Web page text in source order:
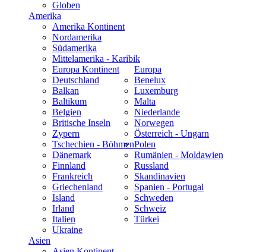
Globen
Amerika
Amerika Kontinent
Nordamerika
Südamerika
Mittelamerika - Karibik
Europa
Europa Kontinent
Deutschland
Balkan
Baltikum
Belgien
Britische Inseln
Zypern
Tschechien - Böhmen
Dänemark
Finnland
Frankreich
Griechenland
Island
Irland
Italien
Benelux
Luxemburg
Malta
Niederlande
Norwegen
Österreich - Ungarn
Polen
Rumänien - Moldawien
Russland
Skandinavien
Spanien - Portugal
Schweden
Schweiz
Türkei
Ukraine
Asien